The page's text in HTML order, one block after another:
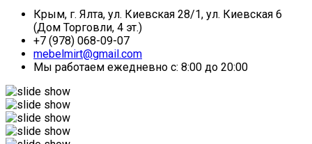
Крым, г. Ялта, ул. Киевская 28/1, ул. Киевская 6
(Дом Торговли, 4 эт.)
+7 (978) 068-09-07
mebelmirt@gmail.com
Мы работаем ежедневно с: 8:00 до 20:00